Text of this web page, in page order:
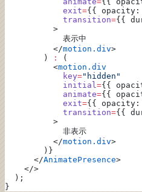
            exit
={{ opacity:
            transition
={{
          >
            表示中
          </
motion.div>
        )
:
(
          <
motion.div
            key
="hidden"
            initial
={{
            animate
={{
            exit
={{ opacity:
            transition
={{
          >
            非表示
          </
motion.div>
        )}
      </
AnimatePresence>
    </>
  );
}